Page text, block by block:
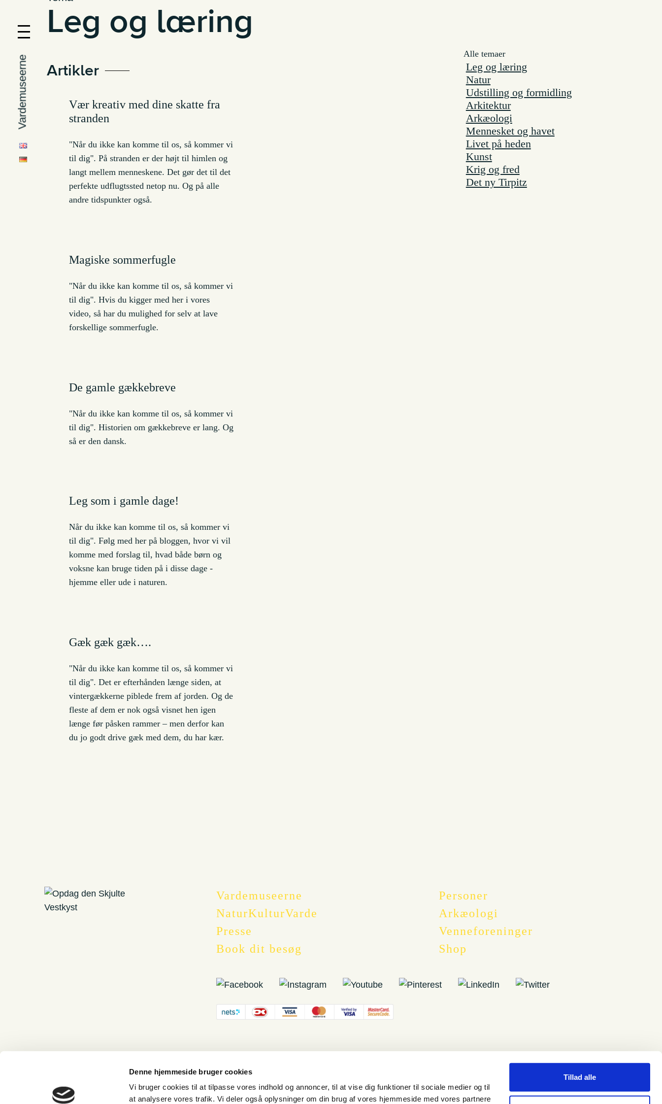
Denne hjemmeside bruger cookies
Vi bruger cookies til at tilpasse vores indhold og annoncer, til at vise dig funktioner til sociale medier og til
at analysere vores trafik. Vi deler også oplysninger om din brug af vores hjemmeside med vores partnere
Tillad alle
Vardemuseerne
Leg og læring
Artikler
Vær kreativ med dine skatte fra
stranden
"Når du ikke kan komme til os, så kommer vi
til dig". På stranden er der højt til himlen og
langt mellem menneskene. Det gør det til det
perfekte udflugtssted netop nu. Og på alle
andre tidspunkter også.
Magiske sommerfugle
"Når du ikke kan komme til os, så kommer vi
til dig". Hvis du kigger med her i vores
video, så har du mulighed for selv at lave
forskellige sommerfugle.
De gamle gækkebreve
"Når du ikke kan komme til os, så kommer vi
til dig". Historien om gækkebreve er lang. Og
så er den dansk.
Leg som i gamle dage!
Når du ikke kan komme til os, så kommer vi
til dig". Følg med her på bloggen, hvor vi vil
komme med forslag til, hvad både børn og
voksne kan bruge tiden på i disse dage -
hjemme eller ude i naturen.
Gæk gæk gæk….
"Når du ikke kan komme til os, så kommer vi
til dig". Det er efterhånden længe siden, at
vintergækkerne piblede frem af jorden. Og de
fleste af dem er nok også visnet hen igen
længe før påsken rammer – men derfor kan
du jo godt drive gæk med dem, du har kær.
Alle temaer
Leg og læring
Natur
Udstilling og formidling
Arkitektur
Arkæologi
Mennesket og havet
Livet på heden
Kunst
Krig og fred
Det ny Tirpitz
Vardemuseerne
Personer
NaturKulturVarde
Arkæologi
Presse
Venneforeninger
Book dit besøg
Shop